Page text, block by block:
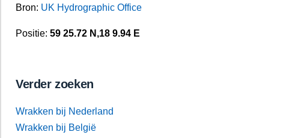
Bron: UK Hydrographic Office
Positie: 59 25.72 N,18 9.94 E
Verder zoeken
Wrakken bij Nederland
Wrakken bij België